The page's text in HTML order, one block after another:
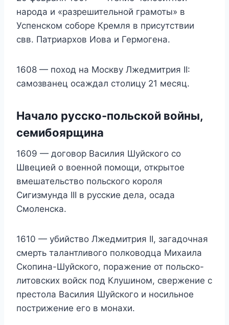
народа и «разрешительной грамоты» в
Успенском соборе Кремля в присутствии
свв. Патриархов Иова и Гермогена.
1608 — поход на Москву Лжедмитрия II:
самозванец осаждал столицу 21 месяц.
Начало русско-польской войны,
семибоярщина
1609 — договор Василия Шуйского со
Швецией о военной помощи, открытое
вмешательство польского короля
Сигизмунда III в русские дела, осада
Смоленска.
1610 — убийство Лжедмитрия II, загадочная
смерть талантливого полководца Михаила
Скопина-Шуйского, поражение от польско-
литовских войск под Клушином, свержение с
престола Василия Шуйского и носильное
пострижение его в монахи.